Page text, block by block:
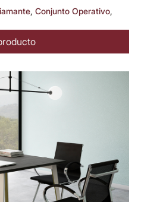
, Conjunto Operativo,